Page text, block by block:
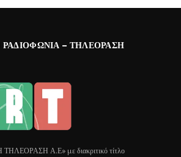
– ΤΗΛΕΌΡΑΣΗ
Α.Ε» με διακριτικό τίτλο